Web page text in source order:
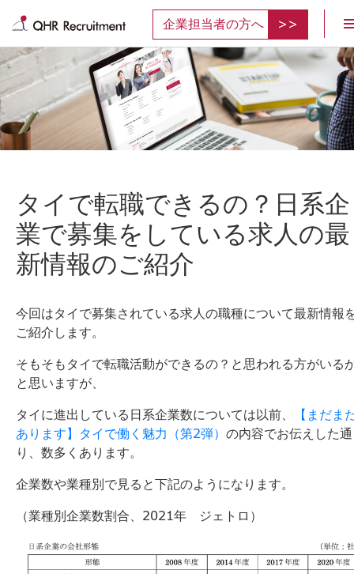
企業担当者の方へ
タイで転職できるの？日系企
業で募集をしている求人の最
新情報のご紹介
今回はタイで募集されている求人の職種について最新情報
ご紹介します。
そもそもタイで転職活動ができるの？と思われる方がいる
と思いますが、
タイに進出している日系企業数については以前、
【まだま
あります】タイで働く魅力（第2弾） の内容でお伝えした通
り、数多くあります。
企業数や業種別で見ると下記のようになります。
（業種別企業数割合、2021年 ジェトロ）